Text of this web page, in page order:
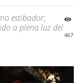
estibador;
a plena luz del
467